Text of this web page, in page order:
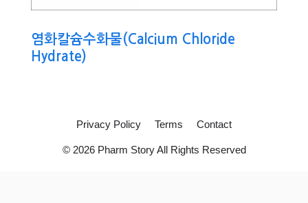
염화칼슘수화물(Calcium Chloride
Hydrate)
Privacy Policy Terms Contact
© 2026 Pharm Story All Rights Reserved